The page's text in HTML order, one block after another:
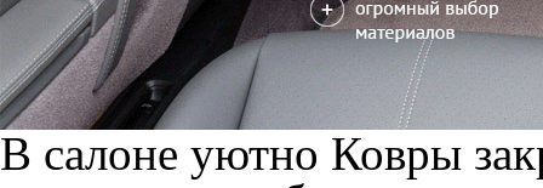
В салоне уютно Ковры